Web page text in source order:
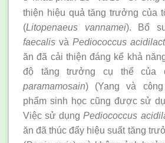
thiện hiệu quả tăng trưởng của
(Litopenaeus vannamei). Bổ
faecalis và Pediococcus
ăn đã cải thiện đáng kể khả
độ tăng trưởng cụ thể của
paramamosain) (Yang và
phẩm sinh học cũng được sử
Việc sử dụngPediococcus
ăn đã thúc đẩy hiệu suất tăng